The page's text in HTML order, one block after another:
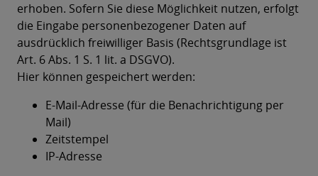
erhoben. Sofern Sie diese Möglichkeit nutzen, erfolgt
die Eingabe personenbezogener Daten auf
ausdrücklich freiwilliger Basis (Rechtsgrundlage ist
Art. 6 Abs. 1 S. 1 lit. a DSGVO).
Hier können gespeichert werden:
E-Mail-Adresse (für die Benachrichtigung per
Mail)
Zeitstempel
IP-Adresse